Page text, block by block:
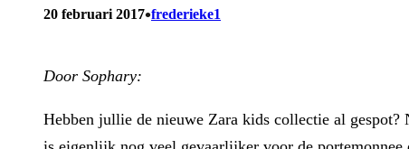
20 februari 2017•frederieke1
Door Sophary:
Hebben jullie de nieuwe Zara kids collectie al